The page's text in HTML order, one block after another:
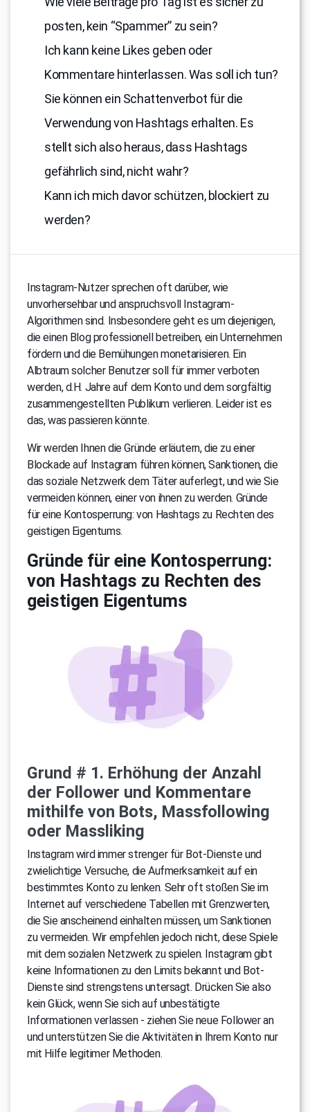
posten, kein “Spammer” zu sein?
Ich kann keine Likes geben oder
Kommentare hinterlassen. Was soll ich tun?
Sie können ein Schattenverbot für die
Verwendung von Hashtags erhalten. Es
stellt sich also heraus, dass Hashtags
gefährlich sind, nicht wahr?
Kann ich mich davor schützen, blockiert zu
werden?
Instagram-Nutzer sprechen oft darüber, wie
unvorhersehbar und anspruchsvoll Instagram-
Algorithmen sind. Insbesondere geht es um diejenigen,
die einen Blog professionell betreiben, ein Unternehmen
fördern und die Bemühungen monetarisieren. Ein
Albtraum solcher Benutzer soll für immer verboten
werden, d.H. Jahre auf dem Konto und dem sorgfältig
zusammengestellten Publikum verlieren. Leider ist es
das, was passieren könnte.
Wir werden Ihnen die Gründe erläutern, die zu einer
Blockade auf Instagram führen können, Sanktionen, die
das soziale Netzwerk dem Täter auferlegt, und wie Sie
vermeiden können, einer von ihnen zu werden. Gründe
für eine Kontosperrung: von Hashtags zu Rechten des
geistigen Eigentums.
Gründe für eine Kontosperrung:
von Hashtags zu Rechten des
geistigen Eigentums
Grund # 1. Erhöhung der Anzahl
der Follower und Kommentare
mithilfe von Bots, Massfollowing
oder Massliking
Instagram wird immer strenger für Bot-Dienste und
zwielichtige Versuche, die Aufmerksamkeit auf ein
bestimmtes Konto zu lenken. Sehr oft stoßen Sie im
Internet auf verschiedene Tabellen mit Grenzwerten,
die Sie anscheinend einhalten müssen, um Sanktionen
zu vermeiden. Wir empfehlen jedoch nicht, diese Spiele
mit dem sozialen Netzwerk zu spielen. Instagram gibt
keine Informationen zu den Limits bekannt und Bot-
Dienste sind strengstens untersagt. Drücken Sie also
kein Glück, wenn Sie sich auf unbestätigte
Informationen verlassen - ziehen Sie neue Follower an
und unterstützen Sie die Aktivitäten in Ihrem Konto nur
mit Hilfe legitimer Methoden.